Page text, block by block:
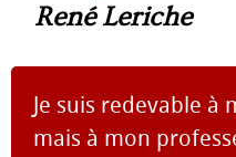
René Leriche
Je suis redevable à
mais à mon